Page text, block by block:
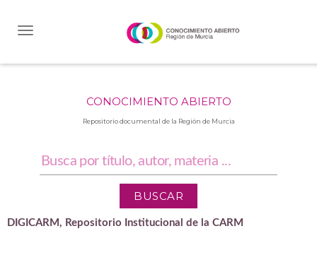
CONOCIMIENTO ABIERTO
Repositorio documental de la Región de Murcia
DIGICARM, Repositorio Institucional de la CARM